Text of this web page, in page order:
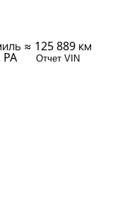
≈ 125 889 км
PA Отчет VIN